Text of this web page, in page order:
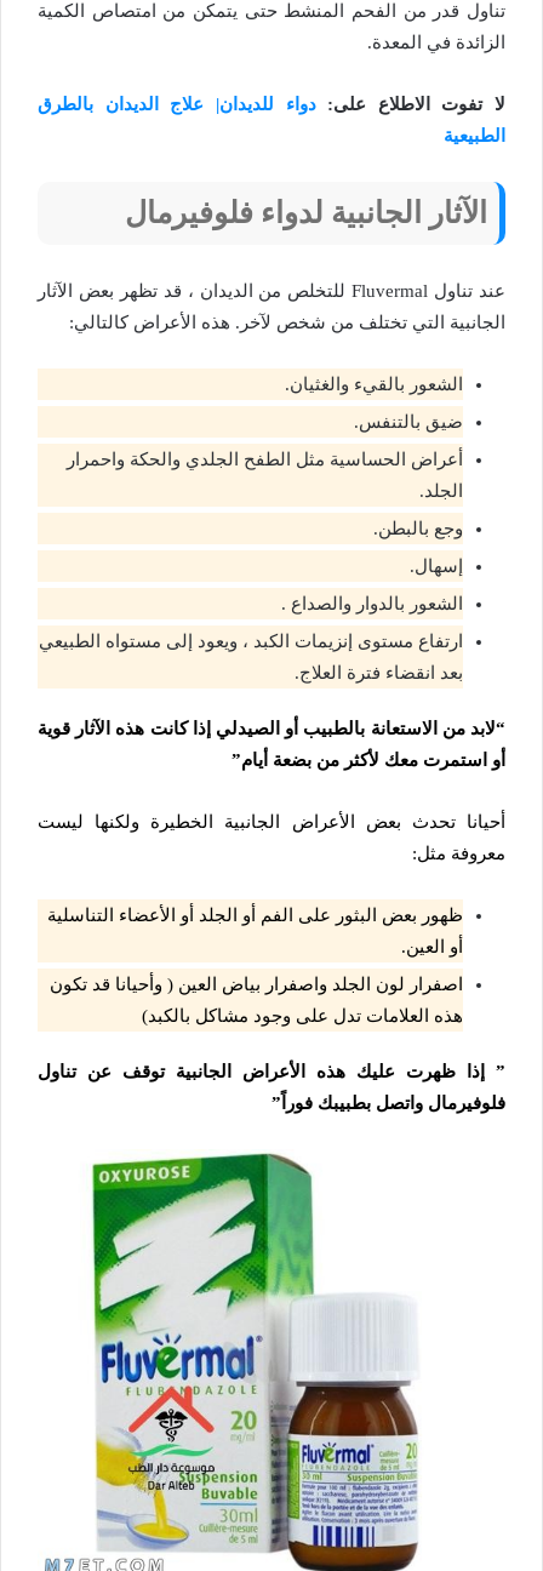
تناول قدر من الفحم المنشط حتى يتمكن من امتصاص الكمية
الزائدة في المعدة.
لا تفوت الاطلاع على:دواء للديدان| علاج الديدان بالطرق
الطبيعية
الآثار الجانبية لدواء فلوفيرمال
عند تناول Fluvermal للتخلص من الديدان ، قد تظهر بعض الآثار
الجانبية التي تختلف من شخص لآخر. هذه الأعراض كالتالي:
الشعور بالقيء والغثيان.
ضيق بالتنفس.
أعراض الحساسية مثل الطفح الجلدي والحكة واحمرار
الجلد.
وجع بالبطن.
إسهال.
الشعور بالدوار والصداع .
ارتفاع مستوى إنزيمات الكبد ، ويعود إلى مستواه الطبيعي
بعد انقضاء فترة العلاج.
“لابد من الاستعانة بالطبيب أو الصيدلي إذا كانت هذه الآثار قوية
أو استمرت معك لأكثر من بضعة أيام”
أحيانا تحدث بعض الأعراض الجانبية الخطيرة ولكنها ليست
معروفة مثل:
ظهور بعض البثور على الفم أو الجلد أو الأعضاء التناسلية
أو العين.
اصفرار لون الجلد واصفرار بياض العين ( وأحيانا قد تكون
هذه العلامات تدل على وجود مشاكل بالكبد)
” إذا ظهرت عليك هذه الأعراض الجانبية توقف عن تناول
فلوفيرمال واتصل بطبيبك فوراً”